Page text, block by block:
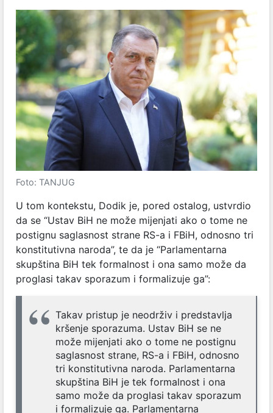
Foto: TANJUG
U tom kontekstu, Dodik je, pored ostalog, ustvrdio
da se “Ustav BiH ne može mijenjati ako o tome ne
postignu saglasnost strane RS-a i FBiH, odnosno tri
konstitutivna naroda”, te da je “Parlamentarna
skupština BiH tek formalnost i ona samo može da
proglasi takav sporazum i formalizuje ga”:
Takav pristup je neodrživ i predstavlja
kršenje sporazuma. Ustav BiH se ne
može mijenjati ako o tome ne postignu
saglasnost strane, RS-a i FBiH, odnosno
tri konstitutivna naroda. Parlamentarna
skupština BiH je tek formalnost i ona
samo može da proglasi takav sporazum
i formalizuje ga. Parlamentarna